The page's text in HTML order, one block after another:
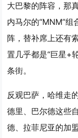
大巴黎的阵容，那
内马尔的“MNM”
阵，替补席上还有
置几乎都是“巨星+
条街。
反观巴萨，哈维走
德里、巴尔德这些
德、拉菲尼亚的加